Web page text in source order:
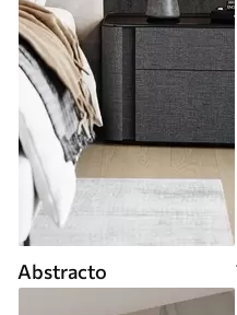
Abstracto